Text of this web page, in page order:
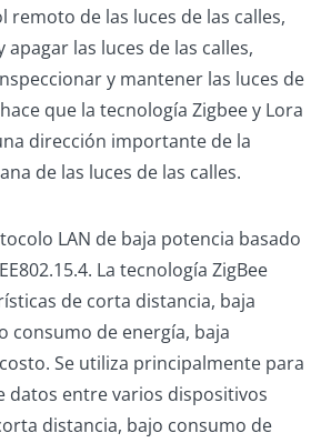
remoto de las luces de las calles,
las luces de las calles,
y mantener las luces de
que la tecnología Zigbee y Lora
dirección importante de la
de las luces de las calles.
LAN de baja potencia basado
La tecnología ZigBee
de corta distancia, baja
consumo de energía, baja
Se utiliza principalmente para
datos entre varios dispositivos
distancia, bajo consumo de